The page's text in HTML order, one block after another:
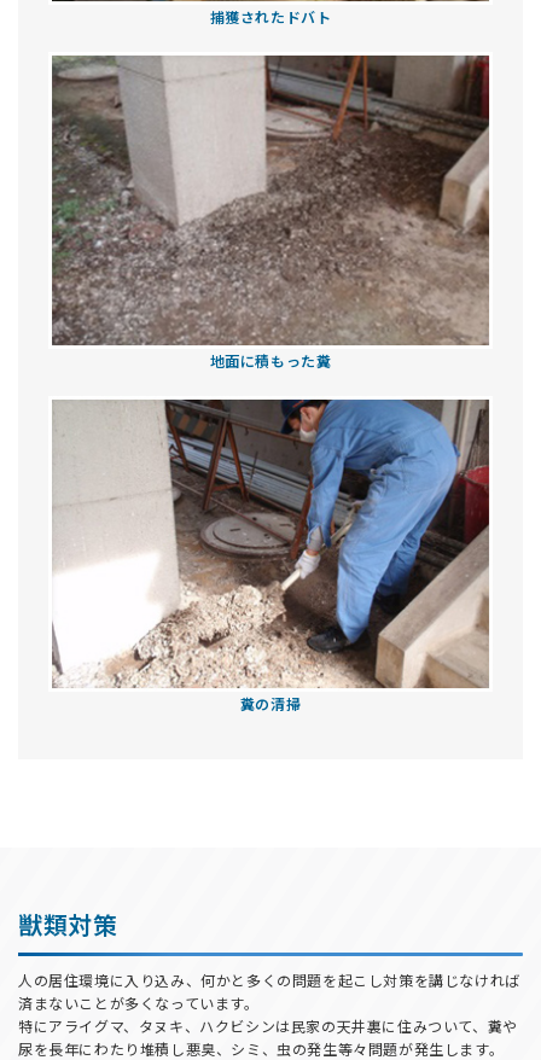
捕獲されたドバト
地面に積もった糞
糞の清掃
獣類対策
人の居住環境に入り込み、何かと多くの問題を起こし対策を講じなければ
済まないことが多くなっています。
特にアライグマ、タヌキ、ハクビシンは民家の天井裏に住みついて、糞や
尿を長年にわたり堆積し悪臭、シミ、虫の発生等々問題が発生します。